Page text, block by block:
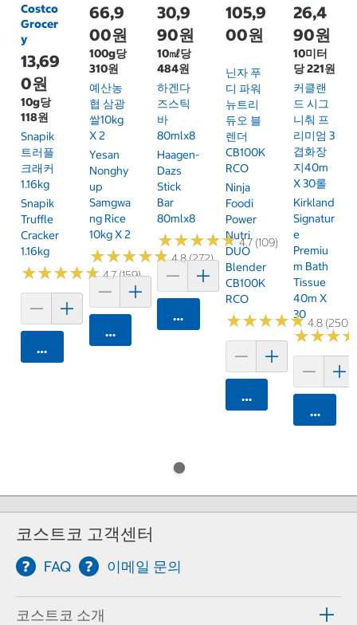
Costco
Grocer
y
13,69
0원
10g당
118원
Snapik
트러플
크래커
1.16kg
Snapik
Truffle
Cracker
1.16kg
★★★★★
★★★★★4.7 (159)
카트에 담기
66,9
00원
100g당
310원
예산농
협 삼광
쌀10kg
X 2
Yesan
Nonghy
Up
Samgwa
Ng Rice
10kg X 2
★★★★★
★★★★★4.8 (272)
카트에 담기
30,9
90원
10㎖당
484원
하겐다
즈스틱
바
80mlx8
Haagen-
Dazs
Stick
Bar
80mlx8
★★★★★
★★★★★4.7 (109)
카트에 담기
105,9
00원
닌자 푸
디 파워
뉴트리
듀오 블
렌더
CB100K
RCO
Ninja
Foodi
Power
Nutri
DUO
Blender
CB100K
RCO
★★★★★
★★★★★4.8 (250)
카트에 담기
26,4
90원
10미터
당 221원
커클랜
드 시그
니춰 프
리미엄 3
겹화장
지40m
X 30롤
Kirkland
Signatur
E
Premiu
M Bath
Tissue
40m X
30
★★★
★★★
카트에
코스트코 고객센터
FAQ 이메일 문의
코스트코 소개